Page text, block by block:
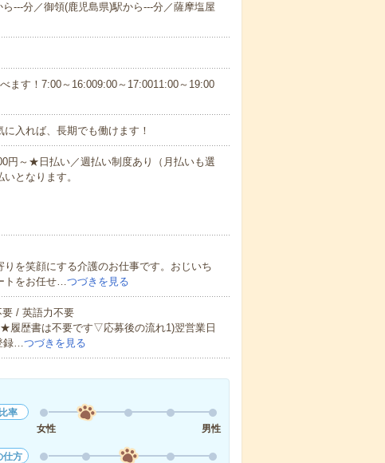
---分／御領(鹿児島県)駅から---分／薩摩塩屋
す！7:00～16:009:00～17:0011:00～19:00
れば、長期でも働けます！
円～★日払い／週払い制度あり（月払いも選
となります。
を笑顔にする介護のお仕事です。おじいち
トをお任せ…つづきを見る
/ 英語力不要
履歴書は不要です▽応募後の流れ1)翌営業日
録…つづきを見る
率
女性
男性
仕方